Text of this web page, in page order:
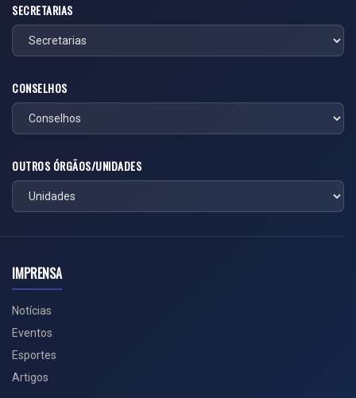
SECRETARIAS
CONSELHOS
OUTROS ÓRGÃOS/UNIDADES
IMPRENSA
Notícias
Eventos
Esportes
Artigos